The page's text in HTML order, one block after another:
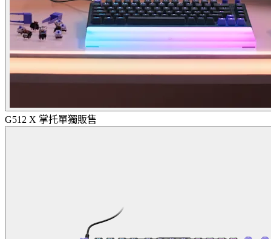
G512 X 掌托單獨販售